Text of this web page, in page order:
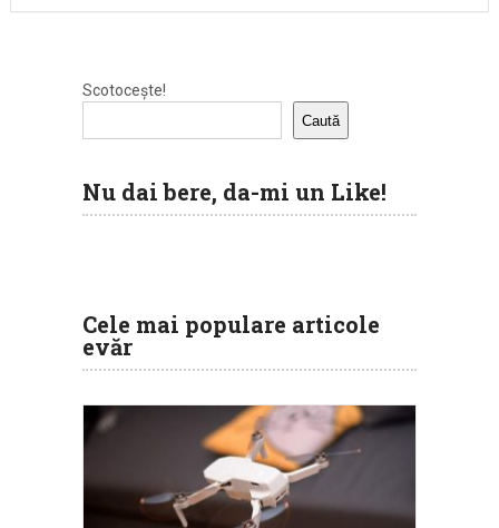
Scotocește!
Caută
Nu dai bere, da-mi un Like!
Cele mai populare articole
evăr